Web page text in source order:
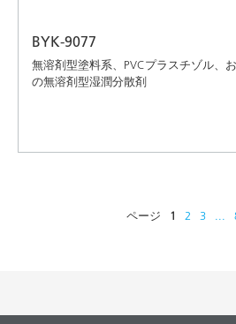
BYK-9077
無溶剤型塗料系、PVCプラスチゾル、
の無溶剤型湿潤分散剤
ページ 1 2 3